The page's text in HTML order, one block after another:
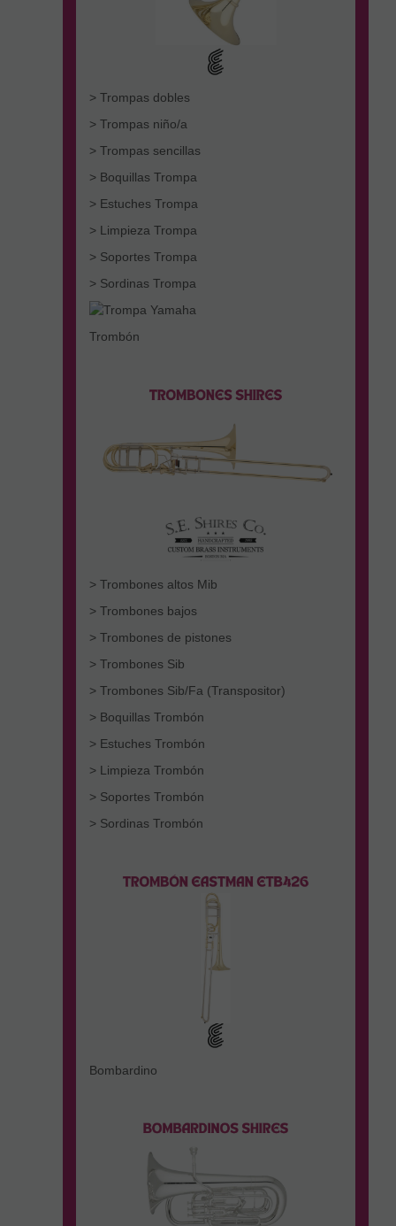
> Trompas dobles
> Trompas niño/a
> Trompas sencillas
> Boquillas Trompa
> Estuches Trompa
> Limpieza Trompa
> Soportes Trompa
> Sordinas Trompa
Trombón
> Trombones altos Mib
> Trombones bajos
> Trombones de pistones
> Trombones Sib
> Trombones Sib/Fa (Transpositor)
> Boquillas Trombón
> Estuches Trombón
> Limpieza Trombón
> Soportes Trombón
> Sordinas Trombón
Bombardino